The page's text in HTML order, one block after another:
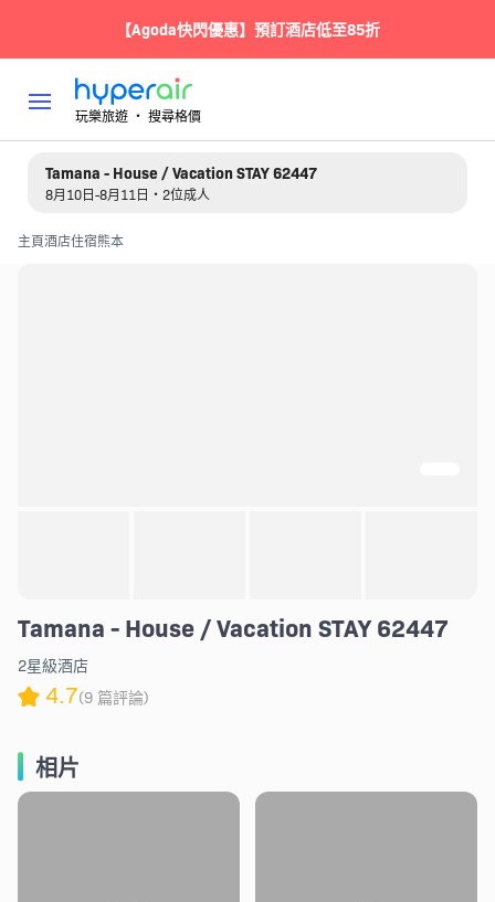
【Agoda快閃優惠】預訂酒店低至85折
玩樂旅遊 ‧ 搜尋格價
Tamana - House / Vacation STAY 62447
8月10日-8月11日・2位成人
主頁酒店住宿熊本
Tamana - House / Vacation STAY 62447
2星級酒店
4.7(9 篇評論)
相片